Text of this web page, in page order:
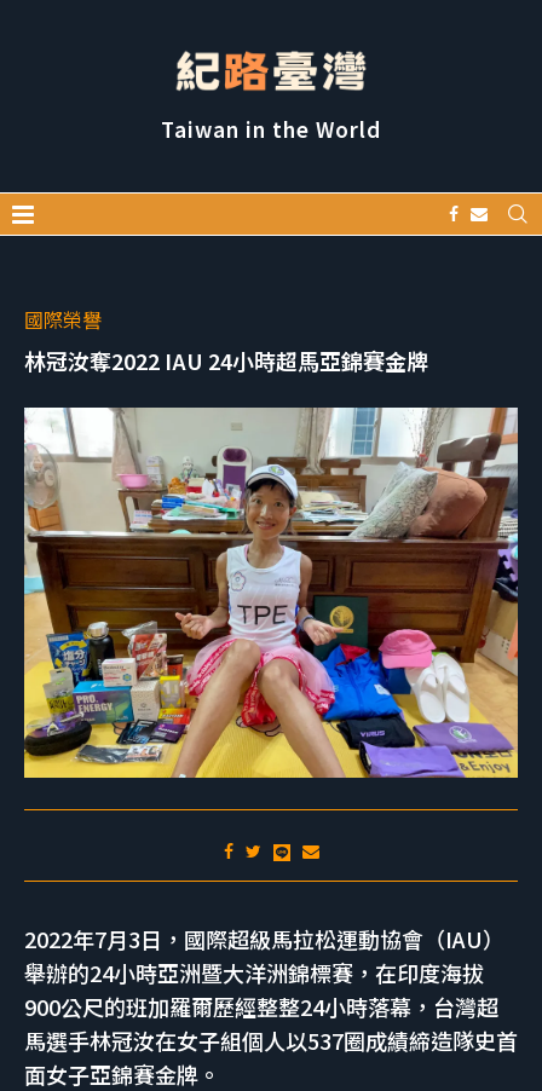
Taiwan in the World
國際榮譽
林冠汝奪2022 IAU 24小時超馬亞錦賽金牌
2022年7月3日，國際超級馬拉松運動協會（IAU）
舉辦的24小時亞洲暨大洋洲錦標賽，在印度海拔
900公尺的班加羅爾歷經整整24小時落幕，台灣超
馬選手林冠汝在女子組個人以537圈成績締造隊史首
面女子亞錦賽金牌。